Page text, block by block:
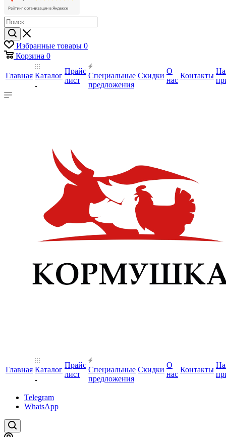
Избранные товары 0
Корзина 0
Главная Каталог
Прайс
лист
Специальные
предложения
Скидки
О
нас
Контакты
Главная Каталог
Прайс
лист
Специальные
предложения
Скидки
О
нас
Контакты
Telegram
WhatsApp